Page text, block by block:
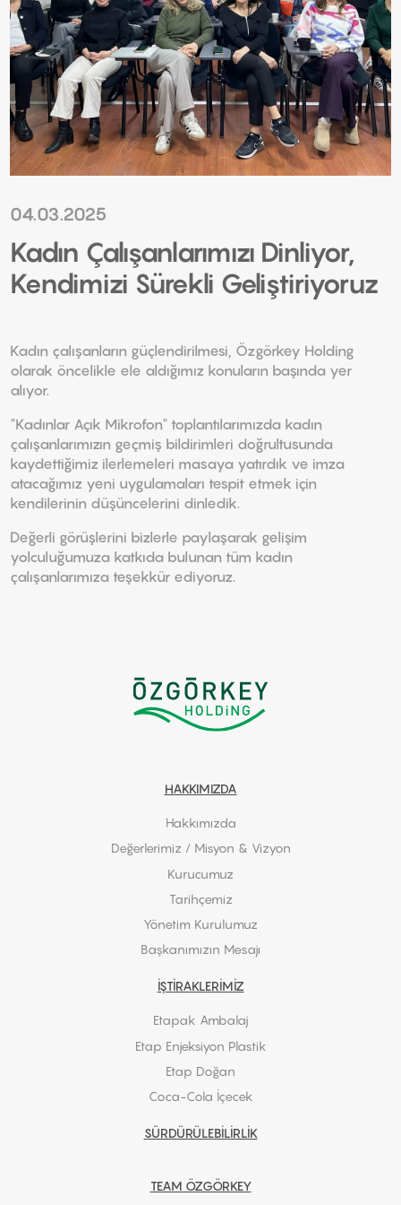
04.03.2025
Kadın Çalışanlarımızı Dinliyor,
Kendimizi Sürekli Geliştiriyoruz
Kadın çalışanların güçlendirilmesi, Özgörkey Holding
olarak öncelikle ele aldığımız konuların başında yer
alıyor.
"Kadınlar Açık Mikrofon" toplantılarımızda kadın
çalışanlarımızın geçmiş bildirimleri doğrultusunda
kaydettiğimiz ilerlemeleri masaya yatırdık ve imza
atacağımız yeni uygulamaları tespit etmek için
kendilerinin düşüncelerini dinledik.
Değerli görüşlerini bizlerle paylaşarak gelişim
yolculuğumuza katkıda bulunan tüm kadın
çalışanlarımıza teşekkür ediyoruz.
HAKKIMIZDA
Hakkımızda
Değerlerimiz / Misyon & Vizyon
Kurucumuz
Tarihçemiz
Yönetim Kurulumuz
Başkanımızın Mesajı
İŞTİRAKLERİMİZ
Etapak Ambalaj
Etap Enjeksiyon Plastik
Etap Doğan
Coca-Cola İçecek
SÜRDÜRÜLEBİLİRLİK
TEAM ÖZGÖRKEY